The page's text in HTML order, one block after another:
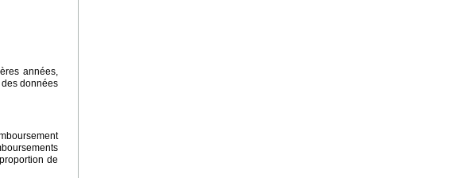
années,
données
de